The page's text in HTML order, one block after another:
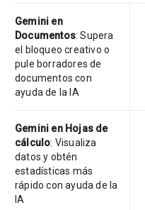
Gemini en
Documentos: Supera
el bloqueo creativo o
pule borradores de
documentos con
ayuda de la IA
Gemini en Hojas de
cálculo: Visualiza
datos y obtén
estadísticas más
rápido con ayuda de la
IA